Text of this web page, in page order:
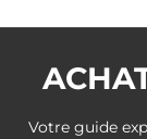
Votre guide